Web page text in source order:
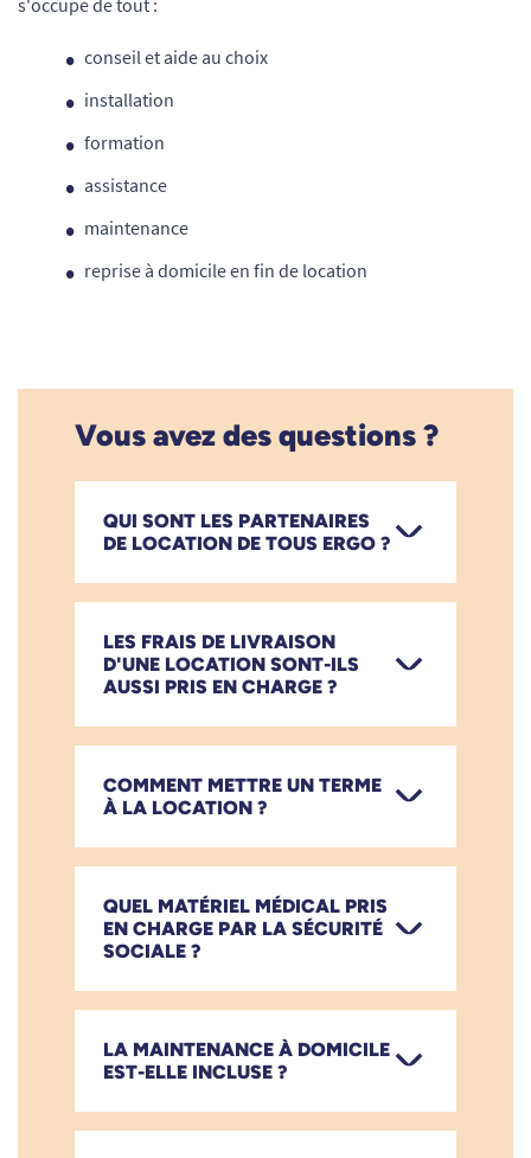
s'occupe de tout :
conseil et aide au choix
installation
formation
assistance
maintenance
reprise à domicile en fin de location
Vous avez des questions ?
QUI SONT LES PARTENAIRES
DE LOCATION DE TOUS ERGO ?
LES FRAIS DE LIVRAISON
D'UNE LOCATION SONT-ILS
AUSSI PRIS EN CHARGE ?
COMMENT METTRE UN TERME
À LA LOCATION ?
QUEL MATÉRIEL MÉDICAL PRIS
EN CHARGE PAR LA SÉCURITÉ
SOCIALE ?
LA MAINTENANCE À DOMICILE
EST-ELLE INCLUSE ?